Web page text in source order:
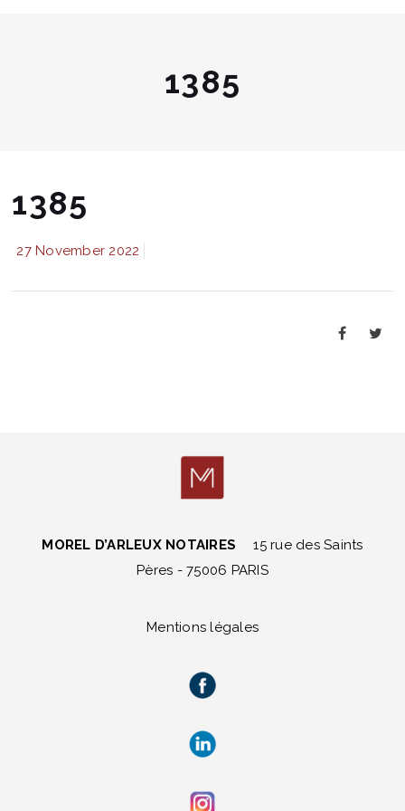
1385
1385
27 November 2022
MOREL D’ARLEUX NOTAIRES
15 rue des Saints
Pères - 75006 PARIS
Mentions légales